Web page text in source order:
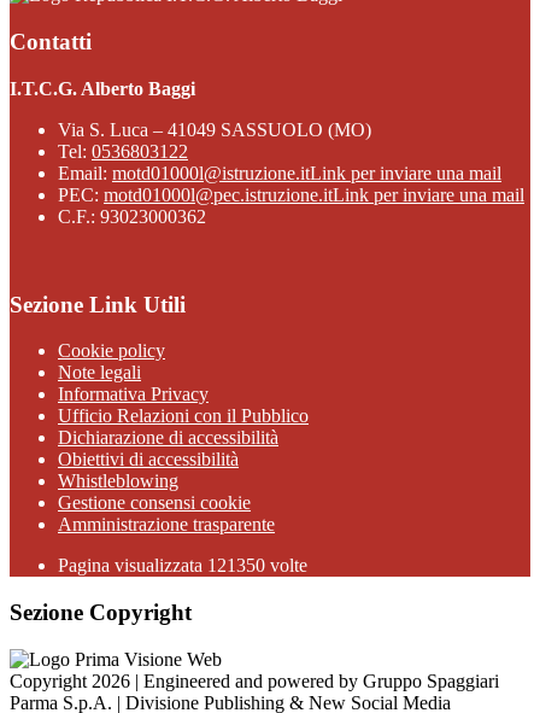
Contatti
I.T.C.G. Alberto Baggi
Via S. Luca – 41049 SASSUOLO (MO)
Tel: 0536803122
Email: motd01000l@istruzione.itLink per inviare una mail
PEC: motd01000l@pec.istruzione.itLink per inviare una mail
C.F.: 93023000362
Sezione Link Utili
Cookie policy
Note legali
Informativa Privacy
Ufficio Relazioni con il Pubblico
Dichiarazione di accessibilità
Obiettivi di accessibilità
Whistleblowing
Gestione consensi cookie
Amministrazione trasparente
Pagina visualizzata 121350 volte
Sezione Copyright
Copyright 2026 | Engineered and powered by Gruppo Spaggiari
Parma S.p.A. | Divisione Publishing & New Social Media